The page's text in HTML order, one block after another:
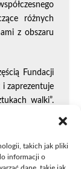
takich jak pliki
informacji o
różnych
z obszaru
Fundacji
i zaprezentuje
walki”.